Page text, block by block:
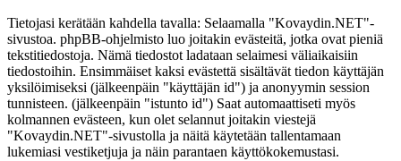
Tietojasi kerätään kahdella tavalla: Selaamalla "Kovaydin.NET"-
sivustoa. phpBB-ohjelmisto luo joitakin evästeitä, jotka ovat pieniä
tekstitiedostoja. Nämä tiedostot ladataan selaimesi väliaikaisiin
tiedostoihin. Ensimmäiset kaksi evästettä sisältävät tiedon käyttäjän
yksilöimiseksi (jälkeenpäin "käyttäjän id") ja anonyymin session
tunnisteen. (jälkeenpäin "istunto id") Saat automaattiseti myös
kolmannen evästeen, kun olet selannut joitakin viestejä
"Kovaydin.NET"-sivustolla ja näitä käytetään tallentamaan
lukemiasi vestiketjuja ja näin parantaen käyttökokemustasi.